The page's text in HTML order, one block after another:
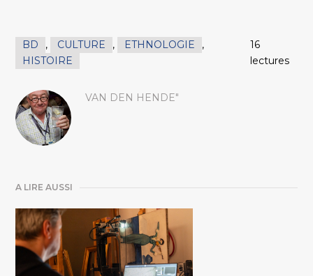
BD , CULTURE , ETHNOLOGIE
,
HISTOIRE
16
lectures
VAN DEN HENDE"
A LIRE AUSSI